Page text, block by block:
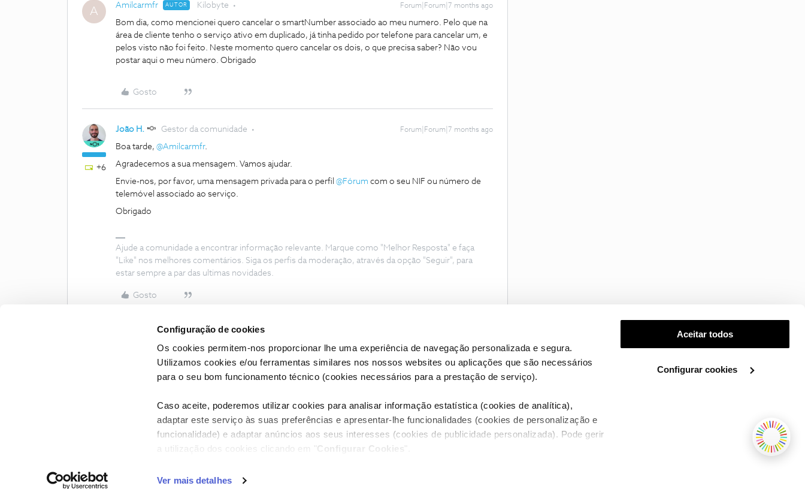
Configuração de cookies
Os cookies permitem-nos proporcionar lhe uma experiência de navegação personalizada e segura.
Utilizamos cookies e/ou ferramentas similares nos nossos websites ou aplicações que são necessários
para o seu bom funcionamento técnico (cookies necessários para a prestação de serviço).
Caso aceite, poderemos utilizar cookies para analisar informação estatística (cookies de analítica),
adaptar este serviço às suas preferências e apresentar-lhe funcionalidades (cookies de personalização e
funcionalidade) e adaptar anúncios aos seus interesses (cookies de publicidade personalizada). Pode gerir
a utilização dos cookies clicando em " Configurar Cookies ".
Ver mais detalhes
Aceitar todos
Configurar cookies
A Amilcarmfr AUTOR Kilobyte Forum|Forum|7 months ago
Bom dia, como mencionei quero cancelar o smartNumber associado ao meu numero. Pelo que na
área de cliente tenho o serviço ativo em duplicado, já tinha pedido por telefone para cancelar um, e
pelos visto não foi feito. Neste momento quero cancelar os dois, o que precisa saber? Não vou
postar aqui o meu número. Obrigado
Gosto
+6
João H. Gestor da comunidade Forum|Forum|7 months ago
Boa tarde, ​ @Amilcarmfr.
Agradecemos a sua mensagem. Vamos ajudar.
Envie-nos, por favor, uma mensagem privada para o perfil ​ @Fórum com o seu NIF ou número de
telemóvel associado ao serviço.
Obrigado
Ajude a comunidade a encontrar informação relevante. Marque como "Melhor Resposta" e faça
"Like" nos melhores comentários. Siga os perfis da moderação, através da opção "Seguir", para
estar sempre a par das ultimas novidades.
Gosto
Condições do Fórum NOS Accessibility statement